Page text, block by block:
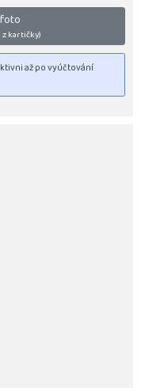
kartičky)
bude aktivni až po